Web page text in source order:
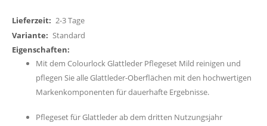
Weitere
Informationen
2-3 Tage
Standard
Mit dem Colourlock Glattleder Pflegeset Mild reinigen und
pflegen Sie alle Glattleder-Oberflächen mit den hochwertigen
Markenkomponenten für dauerhafte Ergebnisse.
Pflegeset für Glattleder ab dem dritten Nutzungsjahr